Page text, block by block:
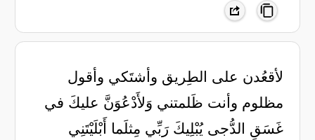
لأقعُدن على الطِريق وأشتَكي وأقول
مظلوم وأنت ظَلمتني وَلأَدْعُوَنَّ عليكَ في
غَسَقِ الدُّجى يُبْلِيكَ رَبِّي مِثلَما أَبْلَيْتَنِي